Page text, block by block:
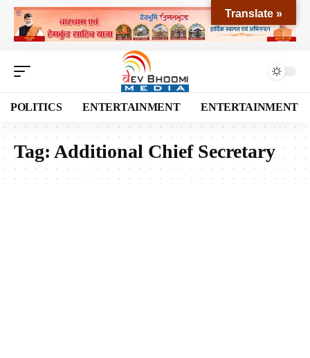
POLITICS ENTERTAINMENT ENTERTAINMENT
Tag: Additional Chief Secretary
Translate »